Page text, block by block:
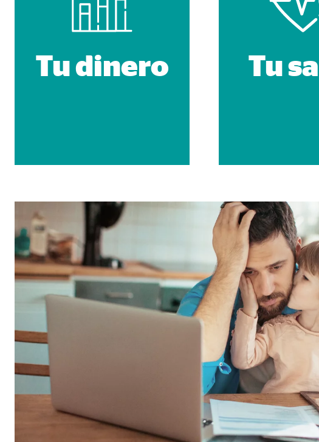
Tu dinero Tu
Cookies de marketing
consintiendo de forma explícita las transferencias
Propósito: Vinculación con
Google Ads
Nombre: AW-960001477
Proveedor: Google Ireland
Propósito: Capturar la
1 mes
Medios de comunicación externos
se utilizan para la inserción de
está bloqueado de forma predeterminada cuando visita nuestro
consintiendo de forma explícita las transferencias